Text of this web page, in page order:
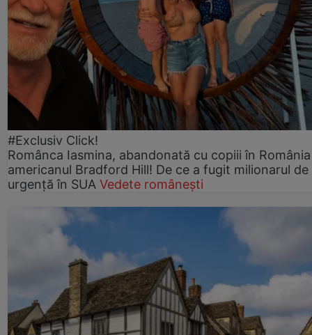
#Exclusiv Click!
Românca Iasmina, abandonată cu copiii în
americanul Bradford Hill! De ce a fugit milionarul de
urgență în SUA Vedete românești